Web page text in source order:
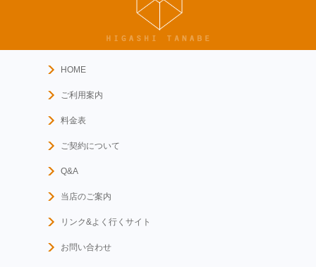
リンク&よく行くサイト
お問い合わせ
ご利用案内
料金表
ご契約について
Q&A
当店のご案内
HOME